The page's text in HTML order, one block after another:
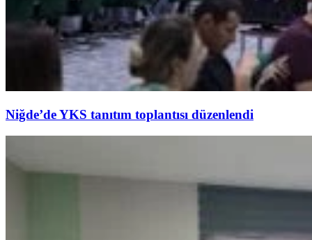
Niğde’de YKS tanıtım toplantısı düzenlendi